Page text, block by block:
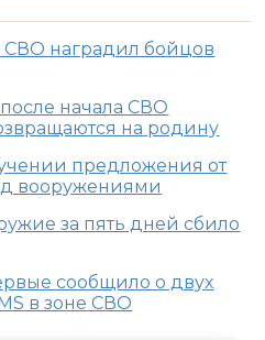
наградил бойцов
начала СВО
на родину
предложения от
вооружениями
за пять дней сбило
сообщило о двух
в зоне СВО